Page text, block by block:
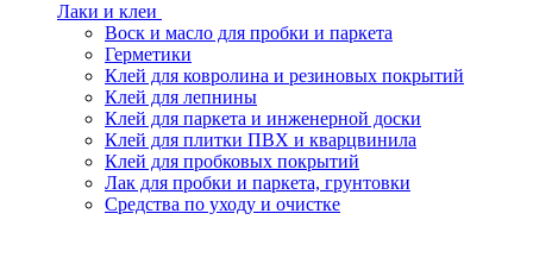
Лаки и клеи
Воск и масло для пробки и паркета
Герметики
Клей для ковролина и резиновых покрытий
Клей для лепнины
Клей для паркета и инженерной доски
Клей для плитки ПВХ и кварцвинила
Клей для пробковых покрытий
Лак для пробки и паркета, грунтовки
Средства по уходу и очистке